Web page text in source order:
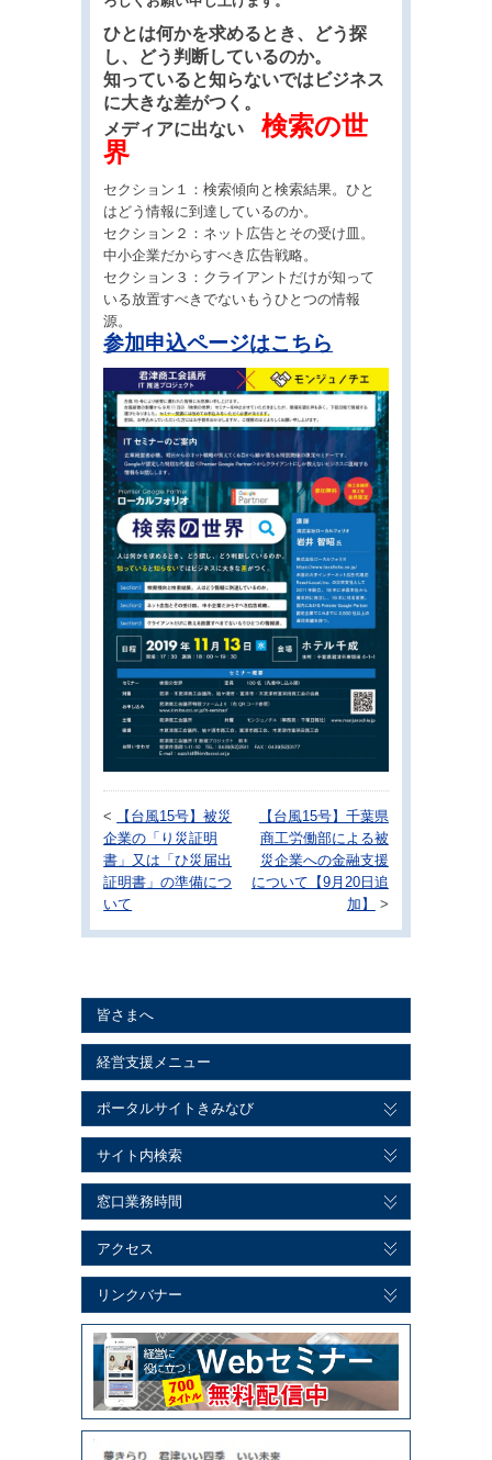
ひとは何かを求めるとき、どう探
し、どう判断しているのか。
知っていると知らないではビジネス
に大きな差がつく。
メディアに出ない検索の世
界
セクション１：検索傾向と検索結果。ひと
はどう情報に到達しているのか。
セクション２：ネット広告とその受け皿。
中小企業だからすべき広告戦略。
セクション３：クライアントだけが知って
いる放置すべきでないもうひとつの情報
源。
参加申込ページはこちら
<
【台風15号】被災
企業の「り災証明
書」又は「ひ災届出
証明書」の準備につ
いて
【台風15号】千葉県
商工労働部による被
災企業への金融支援
について【9月20日追
加】
>
皆さまへ
経営支援メニュー
ポータルサイトきみなび
サイト内検索
窓口業務時間
アクセス
リンクバナー